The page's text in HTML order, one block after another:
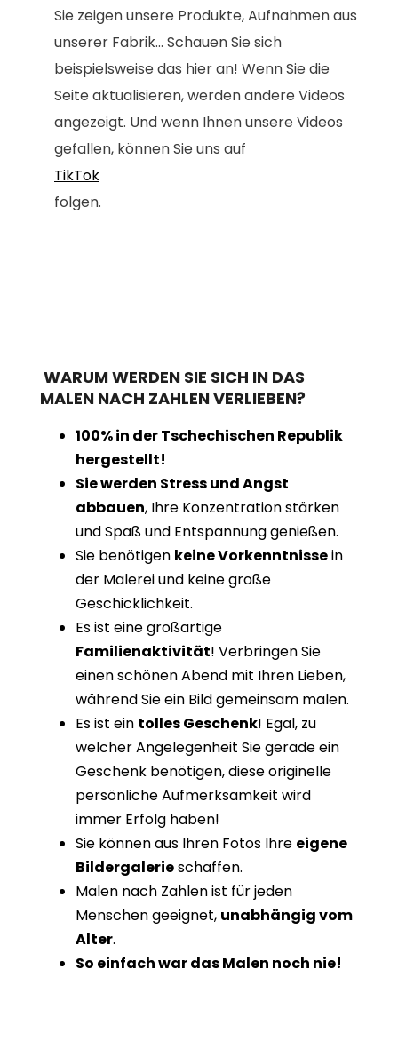
Sie zeigen unsere Produkte, Aufnahmen aus
unserer Fabrik... Schauen Sie sich
beispielsweise das hier an! Wenn Sie die
Seite aktualisieren, werden andere Videos
angezeigt. Und wenn Ihnen unsere Videos
gefallen, können Sie uns auf
TikTok
folgen.
WARUM WERDEN SIE SICH IN DAS
MALEN NACH ZAHLEN VERLIEBEN?
100% in der Tschechischen Republik
hergestellt!
Sie werden Stress und Angst
abbauen, Ihre Konzentration stärken
und Spaß und Entspannung genießen.
Sie benötigen keine Vorkenntnissein
der Malerei und keine große
Geschicklichkeit.
Es ist eine großartige
Familienaktivität! Verbringen Sie
einen schönen Abend mit Ihren Lieben,
während Sie ein Bild gemeinsam malen.
Es ist ein tolles Geschenk! Egal, zu
welcher Angelegenheit Sie gerade ein
Geschenk benötigen, diese originelle
persönliche Aufmerksamkeit wird
immer Erfolg haben!
Sie können aus Ihren Fotos Ihre eigene
Bildergalerieschaffen.
Malen nach Zahlen ist für jeden
Menschen geeignet, unabhängig vom
Alter.
So einfach war das Malen noch nie!